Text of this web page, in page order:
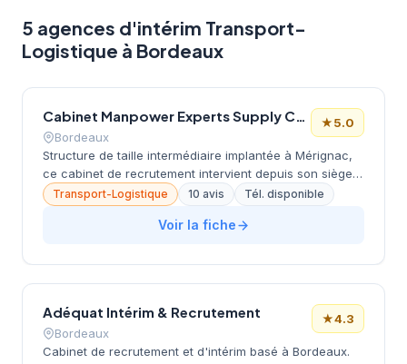
5 agences d'intérim Transport-
Logistique à Bordeaux
Cabinet Manpower Experts Supply Chain Bordeaux
Bordeaux
★5.0
Structure de taille intermédiaire implantée à Mérignac,
ce cabinet de recrutement intervient depuis son siège
situé avenue de la Marne. L'équipe accompagne les
entreprises bordelaises dans leurs recherches de
profils qualifiés, en s'appuyant sur une connaissance
géographique avec le centre de Bordeaux permet un
rayonnement efficace sur l'ensemble de la métropole.
personnalisé et d'une approche collaborative dans le
processus de recrutement.
Transport-Logistique 10 avis Tél. disponible
Voir la fiche
Adéquat Intérim & Recrutement
Bordeaux
★4.3
Cabinet de recrutement et d'intérim basé à Bordeaux.